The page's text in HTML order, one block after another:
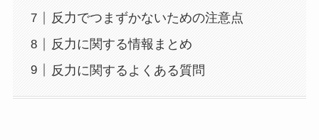
反力でつまずかないための注意点
反力に関する情報まとめ
反力に関するよくある質問